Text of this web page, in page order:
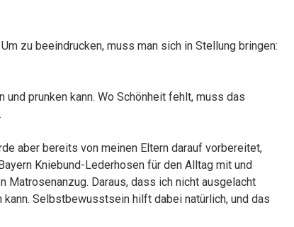
zu beeindrucken, muss man sich in Stellung bringen:
prunken kann. Wo Schönheit fehlt, muss das
aber bereits von meinen Eltern darauf vorbereitet,
Kniebund-Lederhosen für den Alltag mit und
Matrosenanzug. Daraus, dass ich nicht ausgelacht
Selbstbewusstsein hilft dabei natürlich, und das